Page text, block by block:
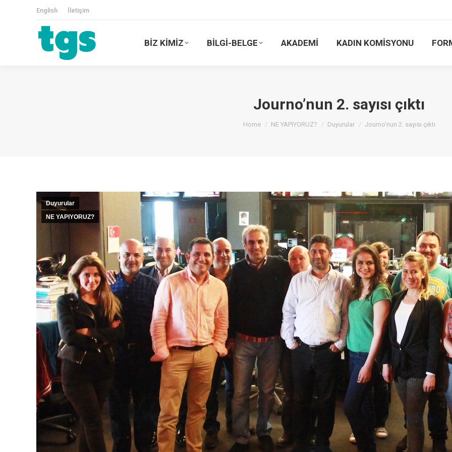
English İletişim
BİZ KİMİZ BİLGİ-BELGE AKADEMİ KADIN KOMİSYONU
Journo’nun 2. sayısı çıktı
You are here:
Home NE YAPIYORUZ? Duyurular Journo’nun 2. sayısı çıktı
Duyurular
NE YAPIYORUZ?